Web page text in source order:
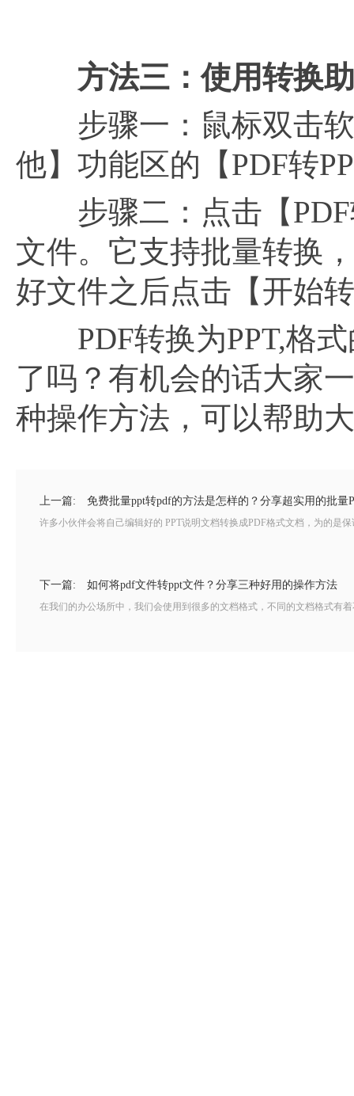
方法三：使用转换
步骤一：鼠标双击软
他】功能区的【PDF转
步骤二：点击【PDF
文件。它支持批量转换
好文件之后点击【开始
PDF转换为PPT,格式
了吗？有机会的话大家
种操作方法，可以帮助
上一篇: 免费批量ppt转pdf的方法是怎样的？分享超实用的批量
许多小伙伴会将自己编辑好的 PPT说明文档转换成PDF格式文档，为的是
下一篇: 如何将pdf文件转ppt文件？分享三种好用的操作方法
在我们的办公场所中，我们会使用到很多的文档格式，不同的文档格式有